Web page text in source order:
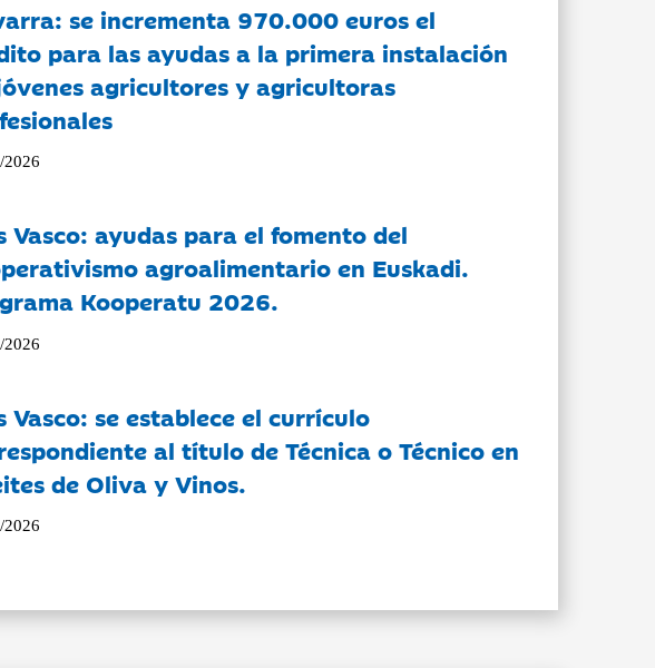
se incrementa 970.000 euros el
para las ayudas a la primera instalación
agricultores y agricultoras
2026
Vasco: ayudas para el fomento del
agroalimentario en Euskadi.
Kooperatu 2026.
2026
Vasco: se establece el currículo
al título de Técnica o Técnico en
de Oliva y Vinos.
2026